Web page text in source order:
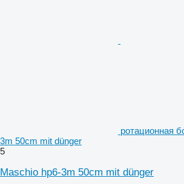
ротационная
3m 50cm mit dünger
5
Maschio hp6-3m 50cm mit dünger